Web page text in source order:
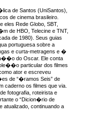
de Santos (UniSantos),
de cinema brasileiro.
Rede Globo, SBT,
de HBO, Telecine e TNT,
de 1980). Seus guias
portuguesa sobre a
e curta-metragens e �
do Oscar. Ele conta
particular dos filmes
ator e escreveu
de “�ramos Seis” de
os filmes que via.
fotografia, roteirista e
o “Dicion�rio de
atualizado, continuando a